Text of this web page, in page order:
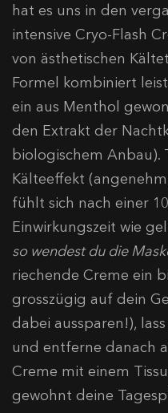
hat es uns in den
intensive Cryo-Flash
von ästhetischen
Formel kombiniert
ein aus Menthol
den Extrakt der
biologischem Anbau).
Kälteeffekt
fühlt sich nach einer
Einwirkungszeit wie
so wendest du die
riechende Creme ein
grosszügig auf dein
dabei aussparen!),
und entferne danach
Creme mit einem
gewohnt deine